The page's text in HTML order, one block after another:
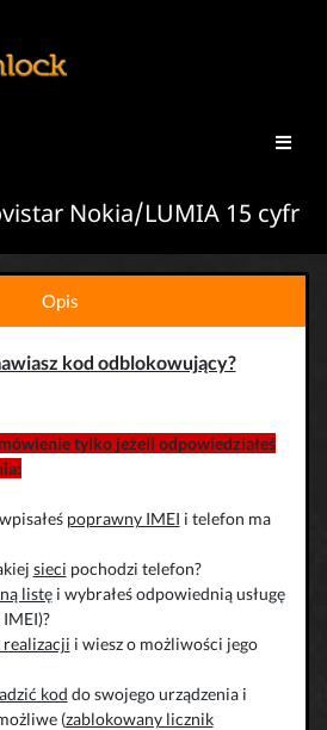
Nokia/LUMIA 15 cyfr
Opis
kod odblokowujący?
tylko jeżeli odpowiedziałeś
poprawny IMEI i telefon ma
sieci pochodzi telefon?
listęi wybrałeś odpowiednią usługę
realizacji i wiesz o możliwości jego
kod do swojego urządzenia i
(zablokowany licznik